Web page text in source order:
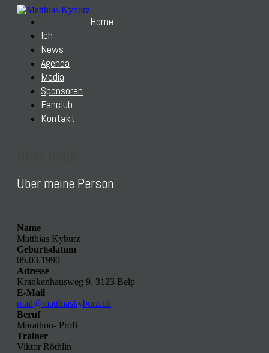
Home
Ich
News
Agenda
Media
Sponsoren
Fanclub
Kontakt
Über meine Person
Name
Matthias Kyburz
Geburtsdatum
05.03.1990
Adresse
Krankenhausweg 9, 3123 Belp
E-Mail
mail@matthiaskyburz.ch
Beruf
Marathon- Profi
Trainer
Viktor Röthlin